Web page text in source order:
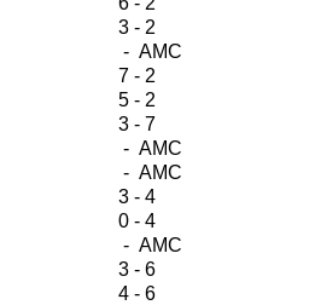
3 - 2
- AMC
7 - 2
5 - 2
3 - 7
- AMC
- AMC
3 - 4
0 - 4
- AMC
3 - 6
4 - 6